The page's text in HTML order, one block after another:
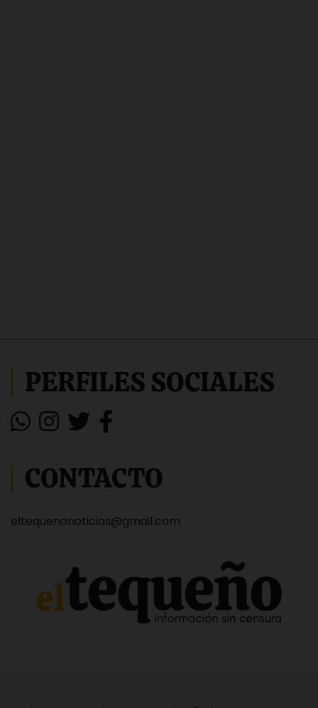
PERFILES SOCIALES
CONTACTO
eltequenonoticias@gmail.com